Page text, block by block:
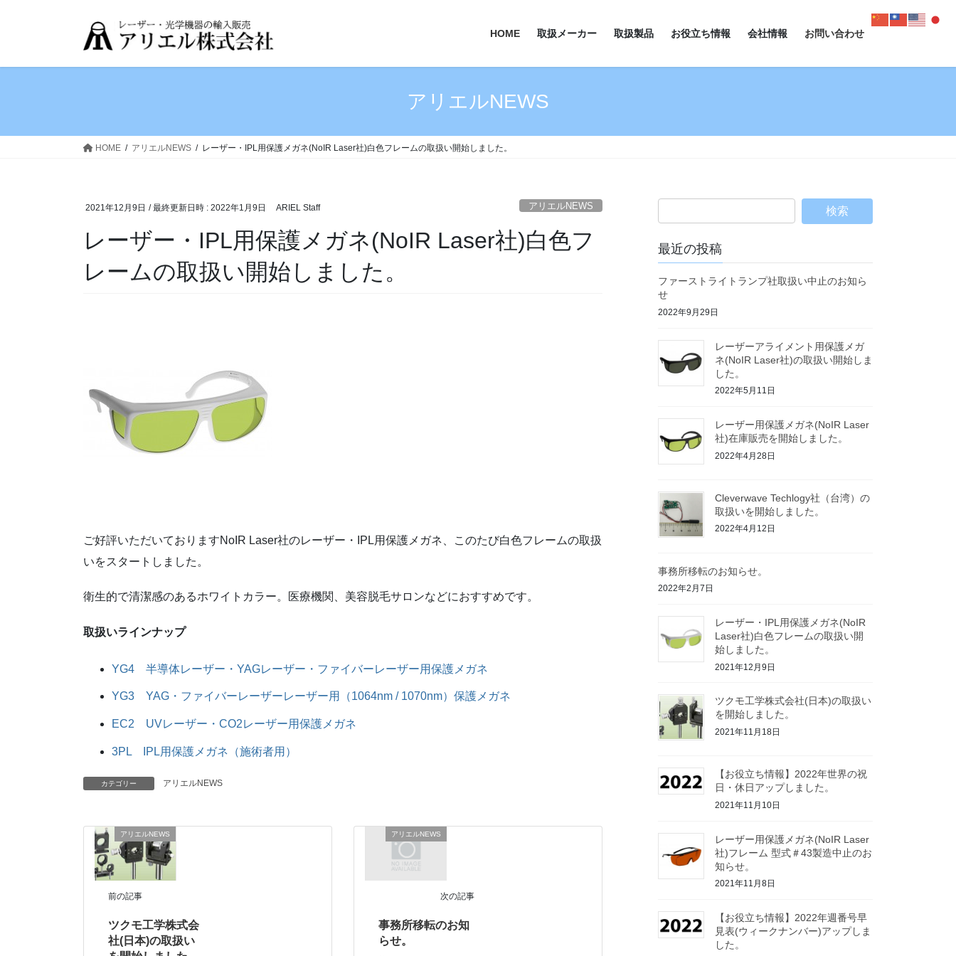
HOME 取扱メーカー 取扱製品 お役立ち情報 会社情報 お問い合わせ
アリエルNEWS
HOME アリエルNEWS レーザー・IPL用保護メガネ(NoIR Laser社)白色フレームの取扱い開始しました。
2021年12月9日 / 最終更新日時 : 2022年1月9日 ARIEL Staff アリエルNEWS
レーザー・IPL用保護メガネ(NoIR Laser社)白色フ
レームの取扱い開始しました。
ご好評いただいておりますNoIR Laser社のレーザー・IPL用保護メガネ、このたび白色フレームの取扱
いをスタートしました。
衛生的で清潔感のあるホワイトカラー。医療機関、美容脱毛サロンなどにおすすめです。
取扱いラインナップ
YG4 半導体レーザー・YAGレーザー・ファイバーレーザー用保護メガネ
YG3 YAG・ファイバーレーザーレーザー用（1064nm / 1070nm）保護メガネ
EC2 UVレーザー・CO2レーザー用保護メガネ
3PL IPL用保護メガネ（施術者用）
カテゴリー アリエルNEWS
アリエルNEWS
前の記事
ツクモ工学株式会
社(日本)の取扱い
アリエルNEWS
次の記事
事務所移転のお知
らせ。
最近の投稿
ファーストライトランプ社取扱い中止のお知ら
せ
2022年9月29日
レーザーアライメント用保護メガ
ネ(NoIR Laser社)の取扱い開始しま
した。
2022年5月11日
レーザー用保護メガネ(NoIR Laser
社)在庫販売を開始しました。
2022年4月28日
Cleverwave Techlogy社（台湾）の
取扱いを開始しました。
2022年4月12日
事務所移転のお知らせ。
2022年2月7日
レーザー・IPL用保護メガネ(NoIR
Laser社)白色フレームの取扱い開
始しました。
2021年12月9日
ツクモ工学株式会社(日本)の取扱い
を開始しました。
2021年11月18日
【お役立ち情報】2022年世界の祝
日・休日アップしました。
2021年11月10日
レーザー用保護メガネ(NoIR Laser
社)フレーム 型式＃43製造中止のお
知らせ。
2021年11月8日
【お役立ち情報】2022年週番号早
見表(ウィークナンバー)アップしま
した。